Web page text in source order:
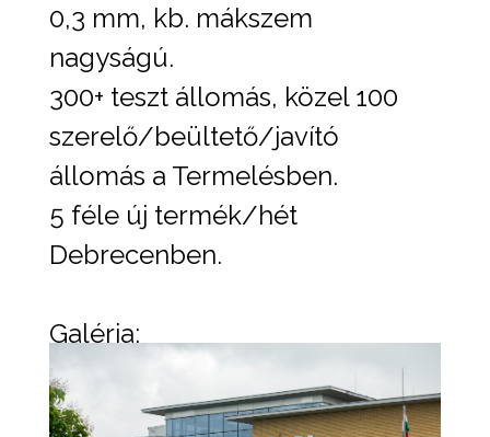
0,3 mm, kb. mákszem
nagyságú.
300+ teszt állomás, közel 100
szerelő/beültető/javító
állomás a Termelésben.
5 féle új termék/hét
Debrecenben.
Galéria: